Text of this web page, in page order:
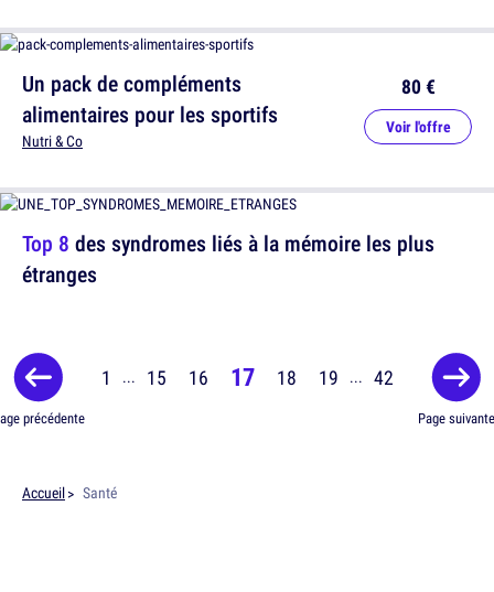
Un pack de compléments
alimentaires pour les sportifs
Nutri & Co
80 €
Voir l'offre
Top 8 des syndromes liés à la mémoire les plus
étranges
précédente
1 ... 15 16 17 18 19 ... 42
Page suivante
Accueil Santé